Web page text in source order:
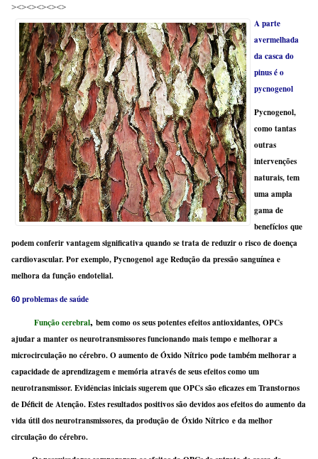
><><><><><>
A parte
avermelhada
da casca do
pinus é o
pycnogenol
Pycnogenol,
como tantas
outras
intervenções
naturais, tem
uma ampla
gama de
benefícios que
podem conferir vantagem significativa quando se trata de reduzir o risco de doença
cardiovascular. Por exemplo, Pycnogenol age Redução da pressão sanguínea e
melhora da função endotelial.
60problemas de saúde
Função cerebral,bem como os seus potentes efeitos antioxidantes, OPCs
ajudar a manter os neurotransmissores funcionando mais tempo e melhorar a
microcirculação no cérebro. O aumento de Óxido Nítrico pode também melhorar a
capacidade de aprendizagem e memória através de seus efeitos como um
neurotransmissor. Evidências iniciais sugerem que OPCs são eficazes em Transtornos
de Déficit de Atenção. Estes resultados positivos são devidos aos efeitos do aumento da
vida útil dos neurotransmissores, da produção de Óxido Nítrico e da melhor
circulação do cérebro.